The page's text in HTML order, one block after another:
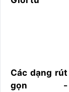
Các dạng rút
gọn -